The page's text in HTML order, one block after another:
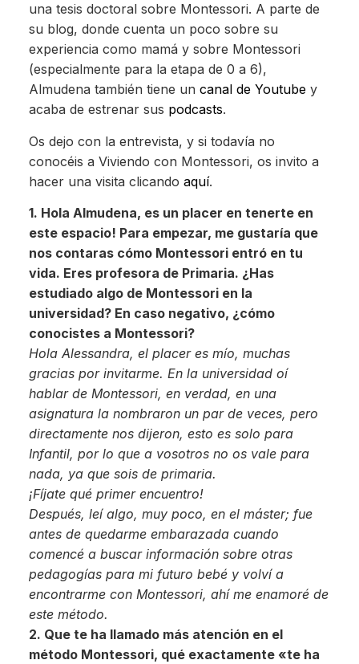
una tesis doctoral sobre Montessori. A parte de
su blog, donde cuenta un poco sobre su
experiencia como mamá y sobre Montessori
(especialmente para la etapa de 0 a 6),
Almudena también tiene un canal de Youtube y
acaba de estrenar sus podcasts.
Os dejo con la entrevista, y si todavía no
conocéis a Viviendo con Montessori, os invito a
hacer una visita clicando aquí.
1. Hola Almudena, es un placer en tenerte en
este espacio! Para empezar, me gustaría que
nos contaras cómo Montessori entró en tu
vida. Eres profesora de Primaria. ¿Has
estudiado algo de Montessori en la
universidad? En caso negativo, ¿cómo
conocistes a Montessori?
Hola Alessandra, el placer es mío, muchas
gracias por invitarme. En la universidad oí
hablar de Montessori, en verdad, en una
asignatura la nombraron un par de veces, pero
directamente nos dijeron, esto es solo para
Infantil, por lo que a vosotros no os vale para
nada, ya que sois de primaria.
¡Fíjate qué primer encuentro!
Después, leí algo, muy poco, en el máster; fue
antes de quedarme embarazada cuando
comencé a buscar información sobre otras
pedagogías para mi futuro bebé y volví a
encontrarme con Montessori, ahí me enamoré de
este método.
2. Que te ha llamado más atención en el
método Montessori, qué exactamente «te ha